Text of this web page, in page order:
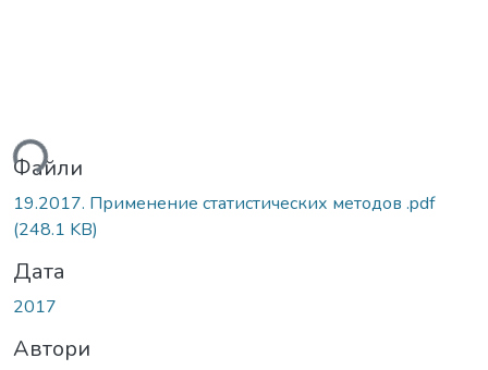
Файли
19.2017. Применение статистических методов .pdf
(248.1 KB)
Дата
2017
Автори